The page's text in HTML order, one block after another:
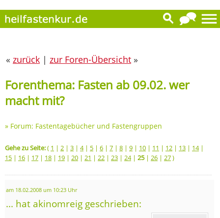
« zurück | zur Foren-Übersicht »
Forenthema: Fasten ab 09.02. wer
macht mit?
» Forum: Fastentagebücher und Fastengruppen
Gehe zu Seite:( 1 | 2 | 3 | 4| 5 | 6 | 7 | 8 | 9 | 10 | 11 | 12 | 13 | 14|
15 | 16 | 17 | 18 | 19 | 20 | 21 | 22 | 23 | 24| 25| 26 | 27)
am 18.02.2008 um 10:23 Uhr
... hat akinomreig geschrieben: